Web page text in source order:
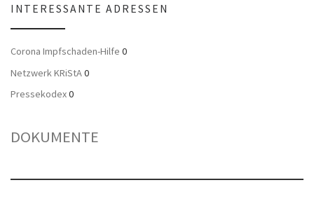
INTERESSANTE ADRESSEN
Corona Impfschaden-Hilfe 0
Netzwerk KRiStA0
Pressekodex0
DOKUMENTE